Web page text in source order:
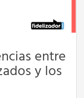
entre
y los